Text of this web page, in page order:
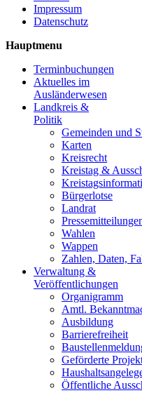
Impressum
Datenschutz
Hauptmenu
Terminbuchungen
Aktuelles im
Ausländerwesen
Landkreis &
Politik
Gemeinden und
Karten
Kreisrecht
Kreistag &
Bürgerlotse
Landrat
Wahlen
Wappen
Zahlen, Daten,
Verwaltung &
Veröffentlichungen
Organigramm
Amtl.
Ausbildung
Barrierefreiheit
Geförderte
Öffentliche